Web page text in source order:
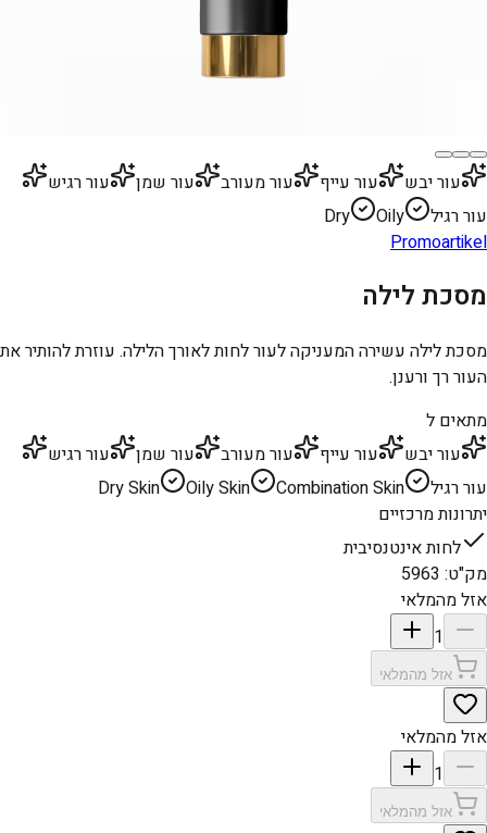
עור יבש עור עייף עור מעורב עור שמן
עור רגיש
עור רגיל
Dry
Oily
Promoartikel
מסכת לילה
מסכת לילה עשירה המעניקה לעור לחות לאורך הלילה. עוזרת להותיר את
העור רך ורענן.
מתאים ל
עור יבש
עור עייף עור מעורב עור שמן
עור רגיש
עור רגיל
Dry Skin Oily Skin
Combination Skin
יתרונות מרכזיים
לחות אינטנסיבית
מק"ט:
5963
אזל מהמלאי
1
אזל מהמלאי
אזל מהמלאי
1
אזל מהמלאי